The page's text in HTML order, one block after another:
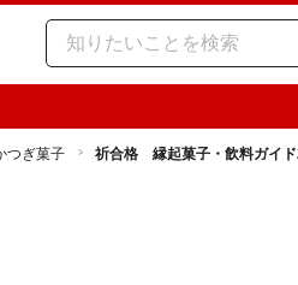
つぎ菓子 祈合格 縁起菓子・飲料ガイ